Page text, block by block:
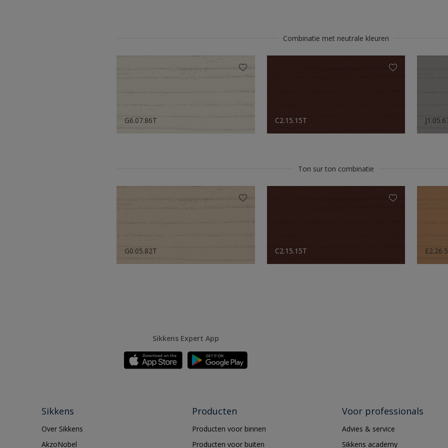
Combinatie met neutrale kleuren
G6.07.86T C2.15.15T
Ton sur ton combinatie
G0.05.82T C2.15.15T
Sikkens Expert App
Sikkens
Over Sikkens
AkzoNobel
Producten
Producten voor binnen
Producten voor buiten
Voor professionals
Advies & service
Sikkens academy